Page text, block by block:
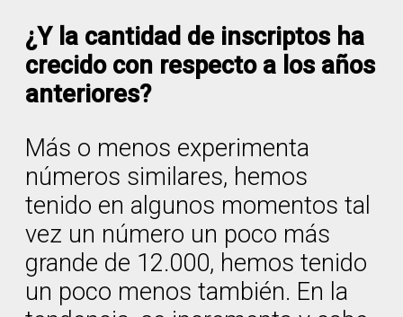
¿Y la cantidad de inscriptos ha
crecido con respecto a los años
anteriores?
Más o menos experimenta
números similares, hemos
tenido en algunos momentos tal
vez un número un poco más
grande de 12.000, hemos tenido
un poco menos también. En la